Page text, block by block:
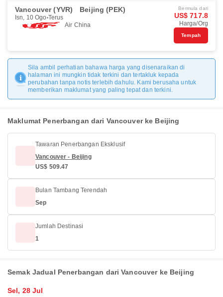
Vancouver (YVR) Beijing (PEK)
Isn, 10 Ogo Terus
Air China
Bermula dari
US$ 717.8
Harga/Org
Tempah
Sila ambil perhatian bahawa harga yang disenaraikan di
halaman ini mungkin tidak terkini dan tertakluk kepada
perubahan tanpa notis terlebih dahulu. Kami berusaha untuk
memberikan maklumat yang paling tepat dan terkini.
Maklumat Penerbangan dari Vancouver ke Beijing
Tawaran Penerbangan Eksklusif
Vancouver - Beijing
US$ 509.47
Bulan Tambang Terendah
Sep
Jumlah Destinasi
1
Semak Jadual Penerbangan dari Vancouver ke Beijing
Sel, 28 Jul